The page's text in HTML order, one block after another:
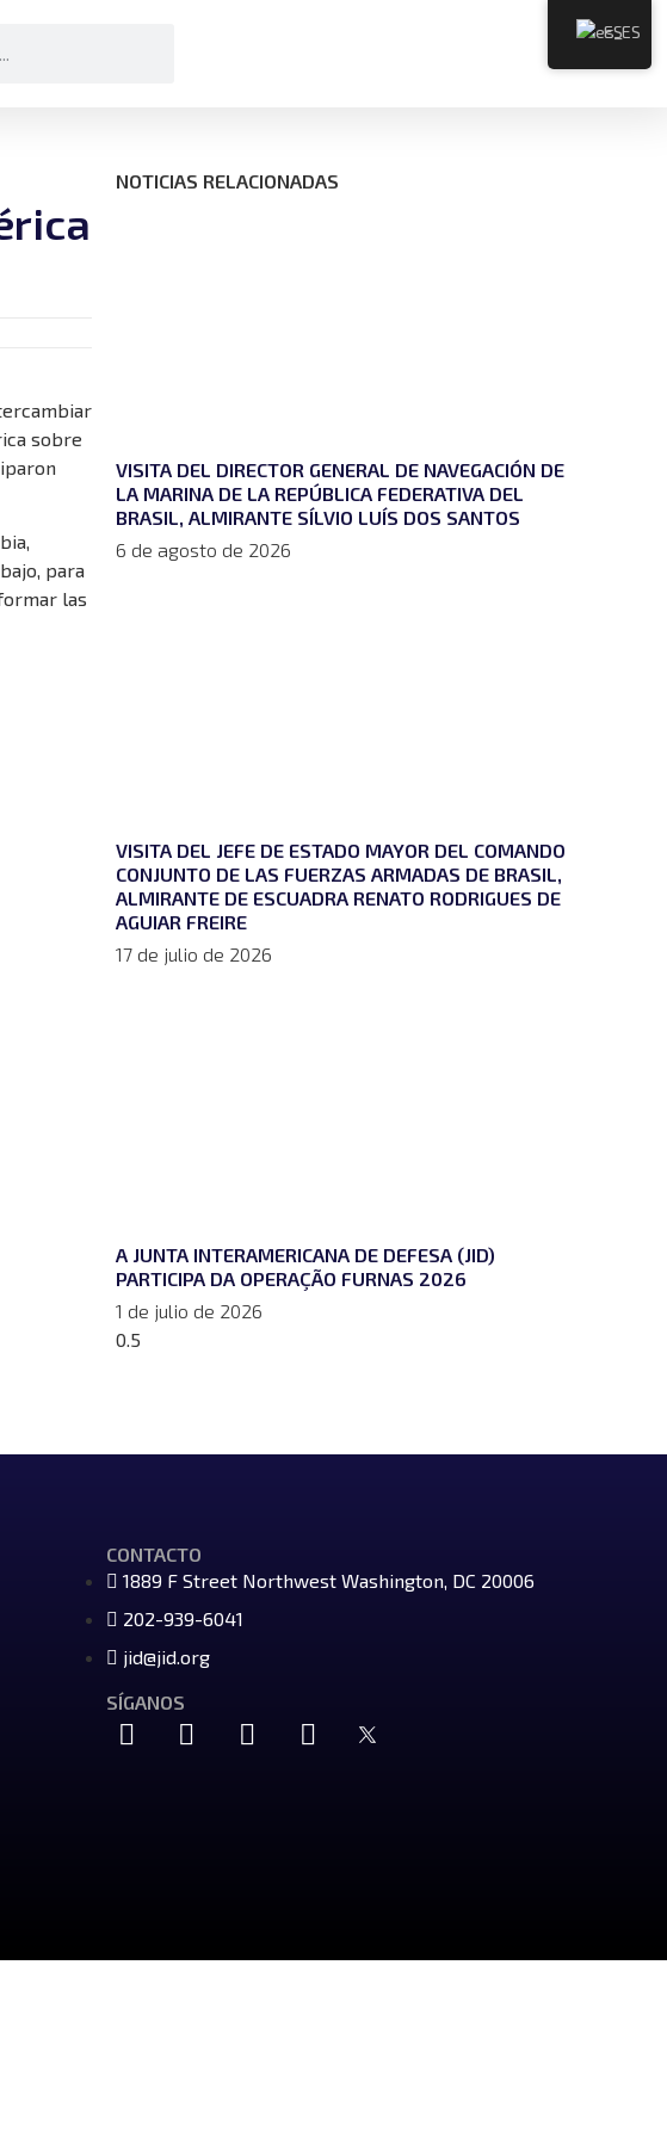
sobre
para
las
NOTICIAS RELACIONADAS
VISITA DEL DIRECTOR GENERAL DE NAVEGACIÓN DE
LA MARINA DE LA REPÚBLICA FEDERATIVA DEL
BRASIL, ALMIRANTE SÍLVIO LUÍS DOS SANTOS
6 de agosto de 2026
VISITA DEL JEFE DE ESTADO MAYOR DEL COMANDO
CONJUNTO DE LAS FUERZAS ARMADAS DE BRASIL,
ALMIRANTE DE ESCUADRA RENATO RODRIGUES DE
AGUIAR FREIRE
17 de julio de 2026
A JUNTA INTERAMERICANA DE DEFESA (JID)
PARTICIPA DA OPERAÇÃO FURNAS 2026
1 de julio de 2026
CONTACTO
1889 F Street Northwest Washington, DC 20006
202-939-6041
jid@jid.org
SÍGANOS
ES